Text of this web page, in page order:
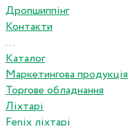
Дропшиппінг
Контакти
...
Каталог
Маркетингова продукція
Торгове обладнання
Ліхтарі
Fenix ліхтарі